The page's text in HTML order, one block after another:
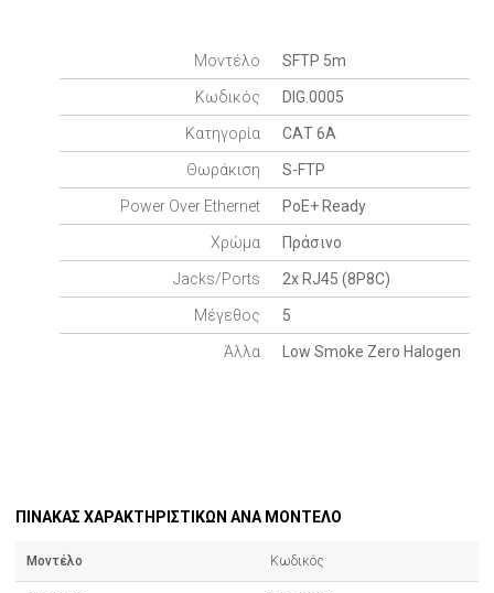
Μοντέλο SFTP 5m
Κωδικός DIG.0005
Κατηγορία CΑΤ 6A
Θωράκιση S-FTP
Power Over Ethernet PoE+ Ready
Xρώμα Πράσινο
Jacks/Ports 2x RJ45 (8P8C)
Μέγεθος 5
Άλλα Low Smoke Zero Halogen
ΠΙΝΑΚΑΣ ΧΑΡΑΚΤΗΡΙΣΤΙΚΩΝ ΑΝΑ ΜΟΝΤΕΛΟ
Μοντέλο Κωδικός